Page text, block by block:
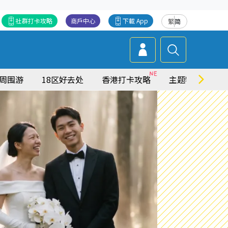
繁简
下載 App
商戶中心
社群打卡攻略
围游 18区好去处 香港打卡攻略 主题特集